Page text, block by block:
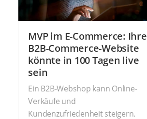
MVP im E-Commerce: Ihre
B2B-Commerce-Website
könnte in 100 Tagen live
sein
Ein B2B-Webshop kann Online-
Verkäufe und
Kundenzufriedenheit steigern.